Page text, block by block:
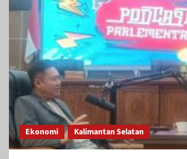
Ekonomi Kalimantan Selatan